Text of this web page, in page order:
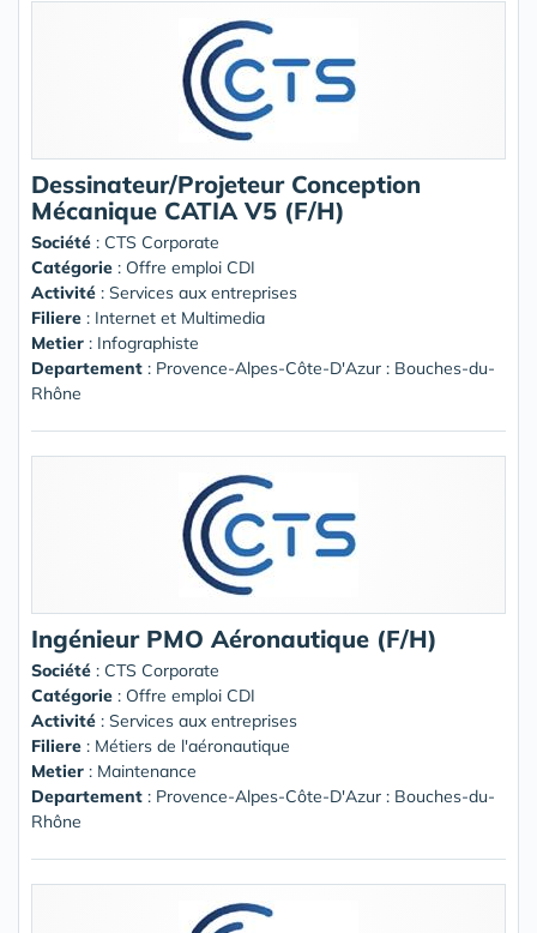
Dessinateur/Projeteur Conception
Mécanique CATIA V5 (F/H)
Société : CTS Corporate
Catégorie : Offre emploi CDI
Activité : Services aux entreprises
Filiere : Internet et Multimedia
Metier : Infographiste
Departement : Provence-Alpes-Côte-D'Azur : Bouches-du-
Rhône
Ingénieur PMO Aéronautique (F/H)
Société : CTS Corporate
Catégorie : Offre emploi CDI
Activité : Services aux entreprises
Filiere : Métiers de l'aéronautique
Metier : Maintenance
Departement : Provence-Alpes-Côte-D'Azur : Bouches-du-
Rhône